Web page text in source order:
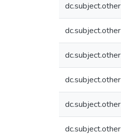
dc.subject.other
dc.subject.other
dc.subject.other
dc.subject.other
dc.subject.other
dc.subject.other